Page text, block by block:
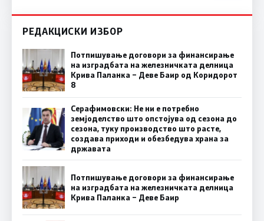
РЕДАКЦИСКИ ИЗБОР
Потпишување договори за финансирање
на изградбата на железничката делница
Крива Паланка – Деве Баир од Коридорот
8
Серафимовски: Не ни е потребно
земјоделство што опстојува од сезона до
сезона, туку производство што расте,
создава приходи и обезбедува храна за
државата
Потпишување договори за финансирање
на изградбата на железничката делница
Крива Паланка – Деве Баир